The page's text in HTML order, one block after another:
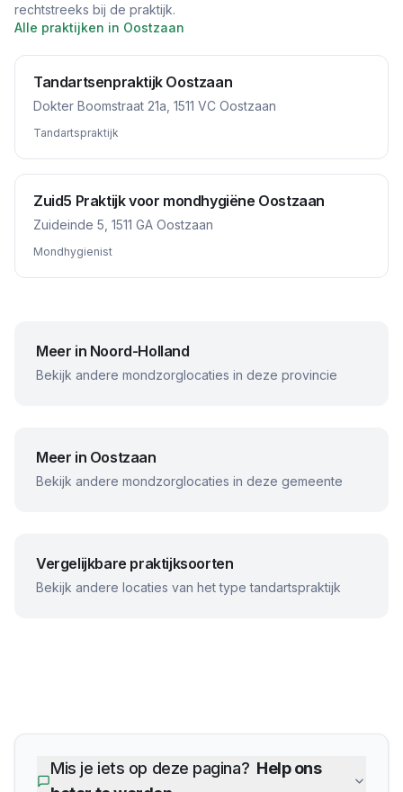
rechtstreeks bij de praktijk.
Alle praktijken in Oostzaan
Tandartsenpraktijk Oostzaan
Dokter Boomstraat 21a, 1511 VC Oostzaan
Tandartspraktijk
Zuid5 Praktijk voor mondhygiëne Oostzaan
Zuideinde 5, 1511 GA Oostzaan
Mondhygienist
Meer in Noord-Holland
Bekijk andere mondzorglocaties in deze provincie
Meer in Oostzaan
Bekijk andere mondzorglocaties in deze gemeente
Vergelijkbare praktijksoorten
Bekijk andere locaties van het type tandartspraktijk
Mis je iets op deze pagina? Help ons